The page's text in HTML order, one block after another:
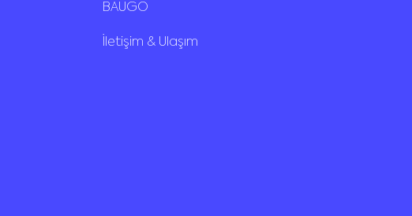
BAUGO
İletişim & Ulaşım